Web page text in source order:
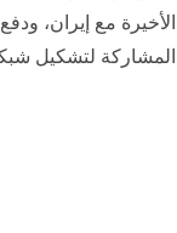
الأخيرة مع إيران،
المشاركة لتشكيل